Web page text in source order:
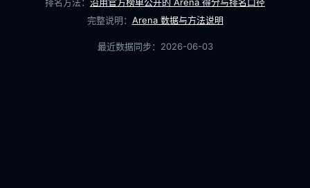
完整说明： Arena 数据与方法说明
最近数据同步： 2026-06-03